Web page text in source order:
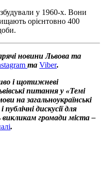
у 1960-х. Вони
орієнтовно 400
новини Львова та
та Viber.
і щотижневі
питання у «Темі
на загальноукраїнські
дискусії для
викликам громади міста –
.